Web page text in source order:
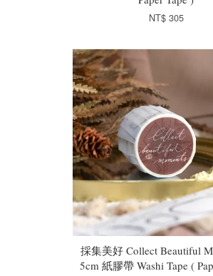
NT$ 305
採集美好 Collect Beautiful
5cm 紙膠帶 Washi Tape (